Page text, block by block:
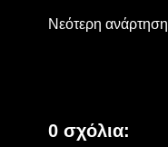
Νεότερη ανάρτηση
0 σχόλια: